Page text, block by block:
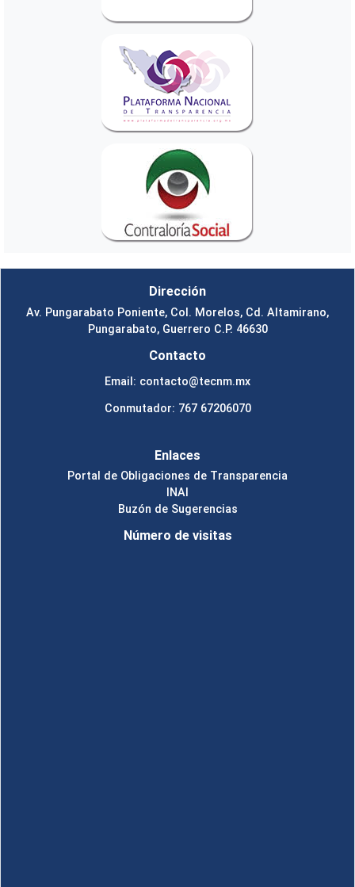
Dirección
Av. Pungarabato Poniente, Col. Morelos, Cd. Altamirano,
Pungarabato, Guerrero C.P. 46630
Contacto
Email: contacto@tecnm.mx
Conmutador: 767 67206070
Enlaces
Portal de Obligaciones de Transparencia
INAI
Buzón de Sugerencias
Número de visitas